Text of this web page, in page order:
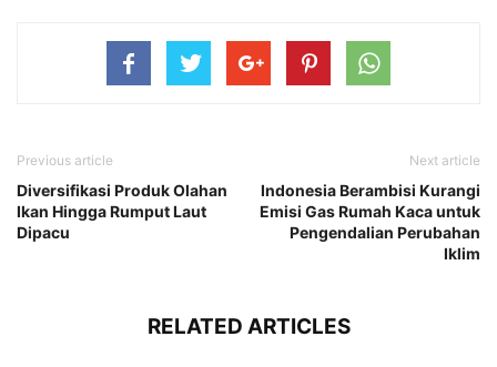
Previous article
Diversifikasi Produk Olahan
Ikan Hingga Rumput Laut
Dipacu
Next article
Indonesia Berambisi Kurangi
Emisi Gas Rumah Kaca untuk
Pengendalian Perubahan
Iklim
RELATED ARTICLES